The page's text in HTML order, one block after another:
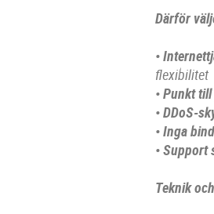
Därför
•
flexibilitet
• Punkt
• DDoS-
• Inga
• Support
Teknik